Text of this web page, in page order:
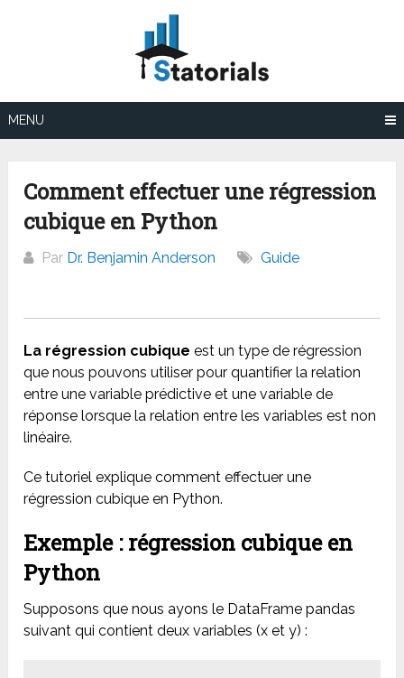
MENU
Comment effectuer une régression
cubique en Python
Par Dr. Benjamin Anderson Guide
La régression cubique est un type de régression
que nous pouvons utiliser pour quantifier la relation
entre une variable prédictive et une variable de
réponse lorsque la relation entre les variables est non
linéaire.
Ce tutoriel explique comment effectuer une
régression cubique en Python.
Exemple : régression cubique en
Python
Supposons que nous ayons le DataFrame pandas
suivant qui contient deux variables (x et y) :